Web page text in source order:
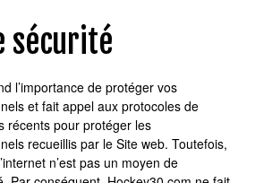
sécurité
l’importance de protéger vos
et fait appel aux protocoles de
récents pour protéger les
recueillis par le Site web. Toutefois,
n’est pas un moyen de